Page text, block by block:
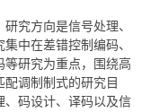
究方向是信号处理、
中在差错控制编码、
研究为重点，围绕高
调制制式的研究目
、码设计、译码以及信